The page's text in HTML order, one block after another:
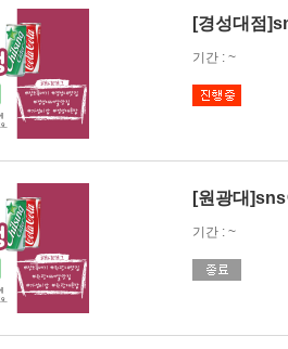
[경성대점
기간 : ~
[원광대
기간 : ~